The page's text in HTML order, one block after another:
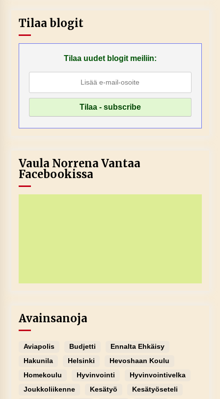
Tilaa blogit
Tilaa uudet blogit meiliin:
Vaula Norrena Vantaa
Facebookissa
Avainsanoja
Aviapolis Budjetti
Ennalta Ehkäisy
Hakunila
Helsinki
Hevoshaan Koulu
Homekoulu
Hyvinvointi
Hyvinvointivelka
Joukkoliikenne
Kesätyö
Kesätyöseteli